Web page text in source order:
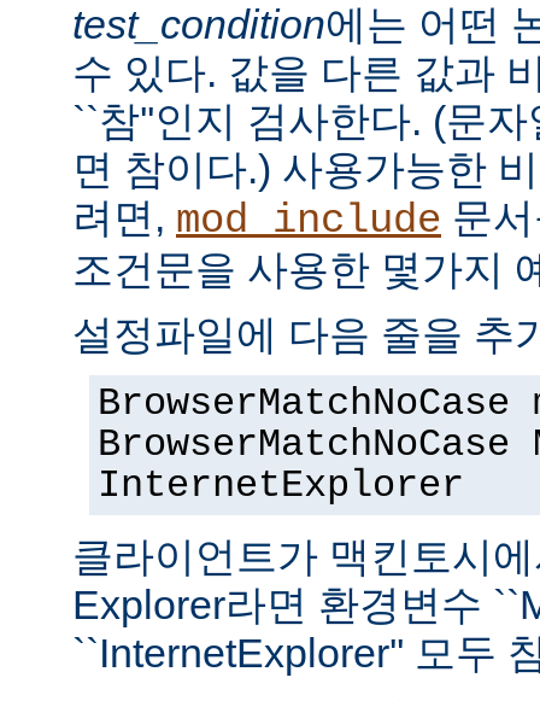
test_condition에는 어떤
수 있다. 값을 다른 값과
``참''인지 검사한다. (문
면 참이다.) 사용가능한
려면, mod_include 문
조건문을 사용한 몇가지
설정파일에 다음 줄을 추
BrowserMatchNoCase
InternetExplorer
클라이언트가 맥킨토시
Explorer라면 환경변수
``InternetExplorer'' 모두